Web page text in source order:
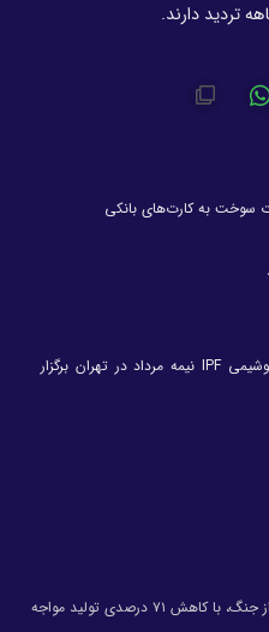
تردید دارند.
سوخت به کارت‌های بانکی
همایش بین المللی فعالان صنعت پتروشیمی IPF نیمه مرداد در تهران برگزار
پتروشیمی اروند پس از اختلالات ناشی از جنگ، با کاهش ۷۱ درصدی تولید مواجه